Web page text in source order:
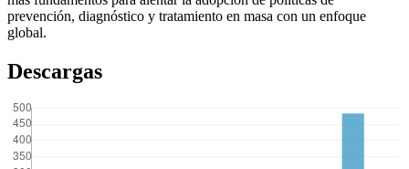
prevención, diagnóstico y tratamiento en masa con un enfoque
global.
Descargas